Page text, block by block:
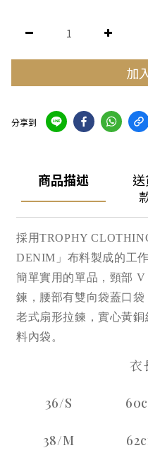
加
分享到
商品描述
採用TROPHY
DENIM」布料製成的工作
簡單實用的單品，頸部
鍊，腰部有雙向袋蓋口袋
老式扇形拉鍊，實心黃
料內袋。
衣
36/S
38/M